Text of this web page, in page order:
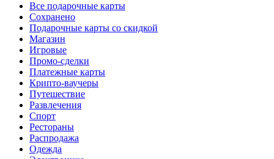
Все подарочные карты
Сохранено
Подарочные карты со скидкой
Магазин
Игровые
Промо-сделки
Платежные карты
Крипто-ваучеры
Путешествие
Развлечения
Спорт
Рестораны
Распродажа
Одежда